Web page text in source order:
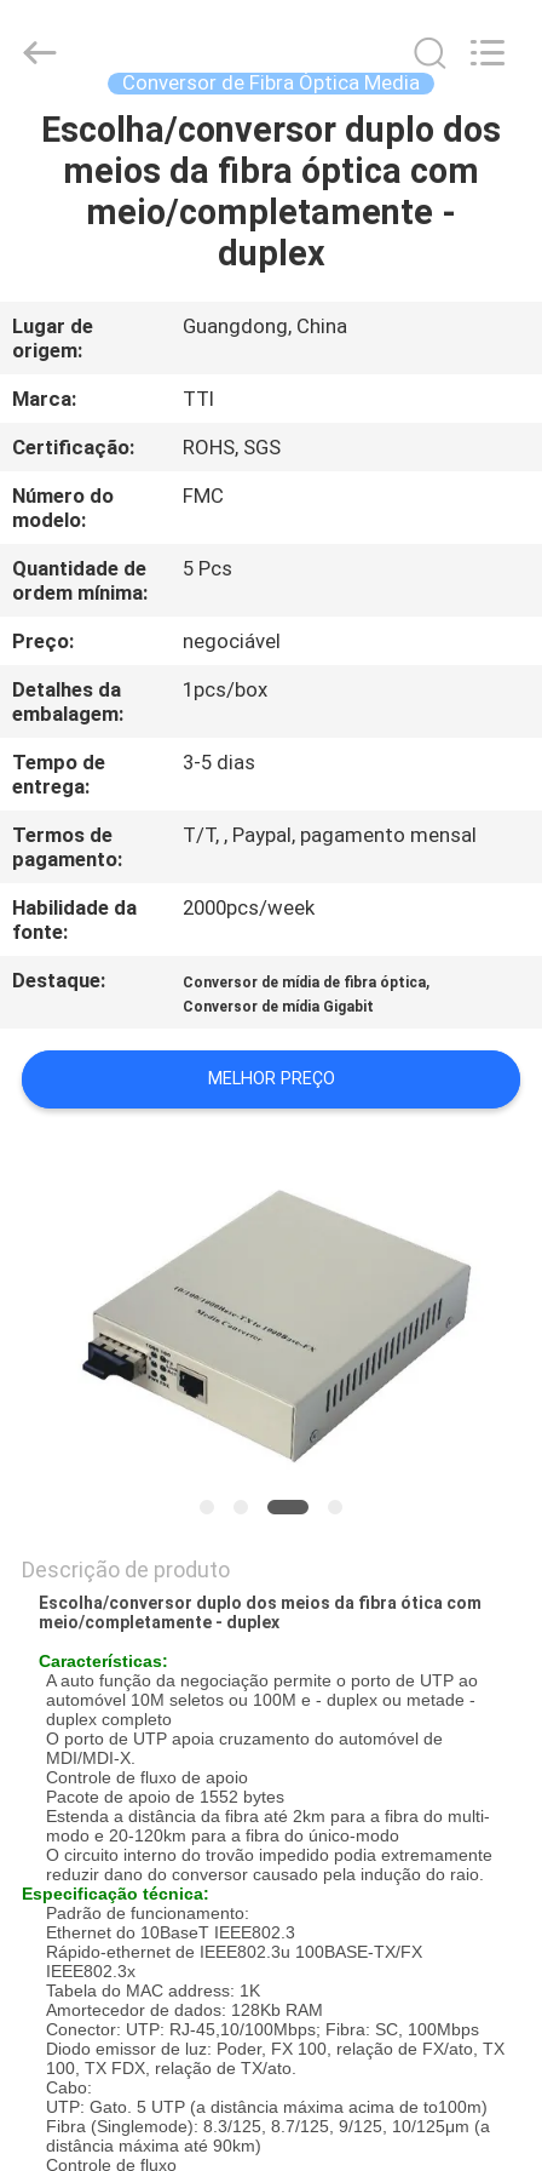
CASA
PRODUTOS
NÓS
EXCURSÃO
DA
FÁBRICA
CONTROLE
DA
QUALIDADE
CONTACTE-
NOS
PEÇA
UMAS
CITAÇÕES
MAPA
DO
SITE
Communication
Tech.
Reserved.
Conversor de Fibra Óptica Media
Escolha/conversor duplo dos
meios da fibra óptica com
meio/completamente -
duplex
Lugar de
origem:
Guangdong, China
Marca:
TTI
Certificação:
ROHS, SGS
Número do
modelo:
FMC
Quantidade de
ordem mínima:
5 Pcs
Preço:
negociável
Detalhes da
embalagem:
1pcs/box
Tempo de
entrega:
3-5 dias
Termos de
pagamento:
T/T, , Paypal, pagamento mensal
Habilidade da
fonte:
2000pcs/week
Destaque: Conversor de mídia de fibra óptica,
Conversor de mídia Gigabit
MELHOR PREÇO
Descrição de produto
Escolha/conversor duplo dos meios da fibra ótica com
meio/completamente - duplex
Características:
A auto função da negociação permite o porto de UTP ao
automóvel 10M seletos ou 100M e - duplex ou metade -
duplex completo
O porto de UTP apoia cruzamento do automóvel de
MDI/MDI-X.
Controle de fluxo de apoio
Pacote de apoio de 1552 bytes
Estenda a distância da fibra até 2km para a fibra do multi-
modo e 20-120km para a fibra do único-modo
O circuito interno do trovão impedido podia extremamente
reduzir dano do conversor causado pela indução do raio.
Especificação técnica:
Padrão de funcionamento:
Ethernet do 10BaseT IEEE802.3
Rápido-ethernet de IEEE802.3u 100BASE-TX/FX
IEEE802.3x
Tabela do MAC address: 1K
Amortecedor de dados: 128Kb RAM
Conector: UTP: RJ-45,10/100Mbps; Fibra: SC, 100Mbps
Diodo emissor de luz: Poder, FX 100, relação de FX/ato, TX
100, TX FDX, relação de TX/ato.
Cabo:
UTP: Gato. 5 UTP (a distância máxima acima de to100m)
Fibra (Singlemode): 8.3/125, 8.7/125, 9/125, 10/125μm (a
distância máxima até 90km)
Controle de fluxo